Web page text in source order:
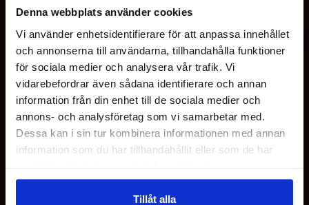
Denna webbplats använder cookies
Vi använder enhetsidentifierare för att anpassa innehållet
och annonserna till användarna, tillhandahålla funktioner
för sociala medier och analysera vår trafik. Vi
vidarebefordrar även sådana identifierare och annan
information från din enhet till de sociala medier och
annons- och analysföretag som vi samarbetar med.
Dessa kan i sin tur kombinera informationen med annan
information som du har tillhandahållit eller som de har
Tillåt alla
OM OS